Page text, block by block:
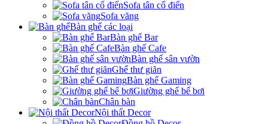
Sofa tân cổ điển
Sofa văng
Bàn ghế các loại
Bàn ghế Bar
Bàn ghế Cafe
Bàn ghế sân vườn
Ghế thư giãn
Bàn ghế Gaming
Giường ghế bể bơi
Chân bàn
Nội thất Decor